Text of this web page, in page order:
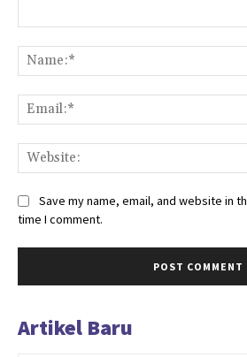
Save my name, email, and website in
time I comment.
Artikel Baru